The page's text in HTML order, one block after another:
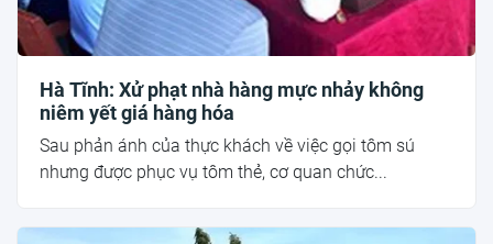
Hà Tĩnh: Xử phạt nhà hàng mực nhảy không
niêm yết giá hàng hóa
Sau phản ánh của thực khách về việc gọi tôm sú
nhưng được phục vụ tôm thẻ, cơ quan chức...